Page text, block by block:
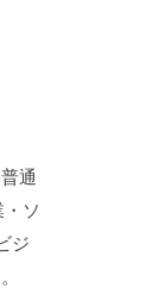
通
ソ
ジ